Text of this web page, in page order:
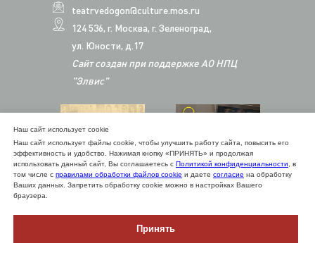
Наш сайт использует cookie
Наш сайт использует файлы cookie, чтобы улучшить работу сайта, повысить его
эффективность и удобство. Нажимая кнопку «ПРИНЯТЬ» и продолжая
использовать данный сайт, Вы соглашаетесь с Политикой конфиденциальности, в
том числе с правилами обработки файлов cookie и даете согласие на обработку
Ваших данных. Запретить обработку cookie можно в настройках Вашего
браузера.
Принять
teatrvedogon@culture.mos.ru
124 536, г. Москва, г. Зеленоград,
ул. Юности, д.17
Сайт создан при поддержке АО НПЦ
"Элвис"